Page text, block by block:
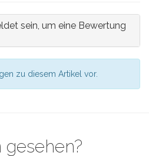
sein, um eine Bewertung
zu diesem Artikel vor.
gesehen?